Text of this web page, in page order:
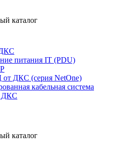
каталог
питания IT (PDU)
ДКС (серия NetOne)
кабельная система
ДКС
каталог